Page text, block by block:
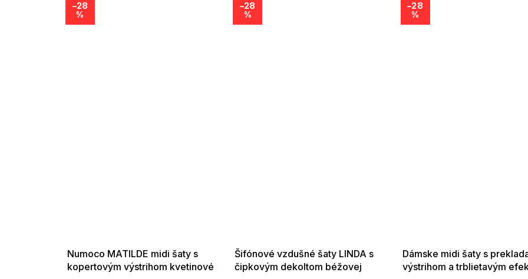
–28
%
Numoco MATILDE midi šaty s
kopertovým výstrihom kvetinové
–28
%
Šifónové vzdušné šaty LINDA s
čipkovým dekoltom béžovej
–28
%
Dámske midi šaty s
výstrihom a trblietavým